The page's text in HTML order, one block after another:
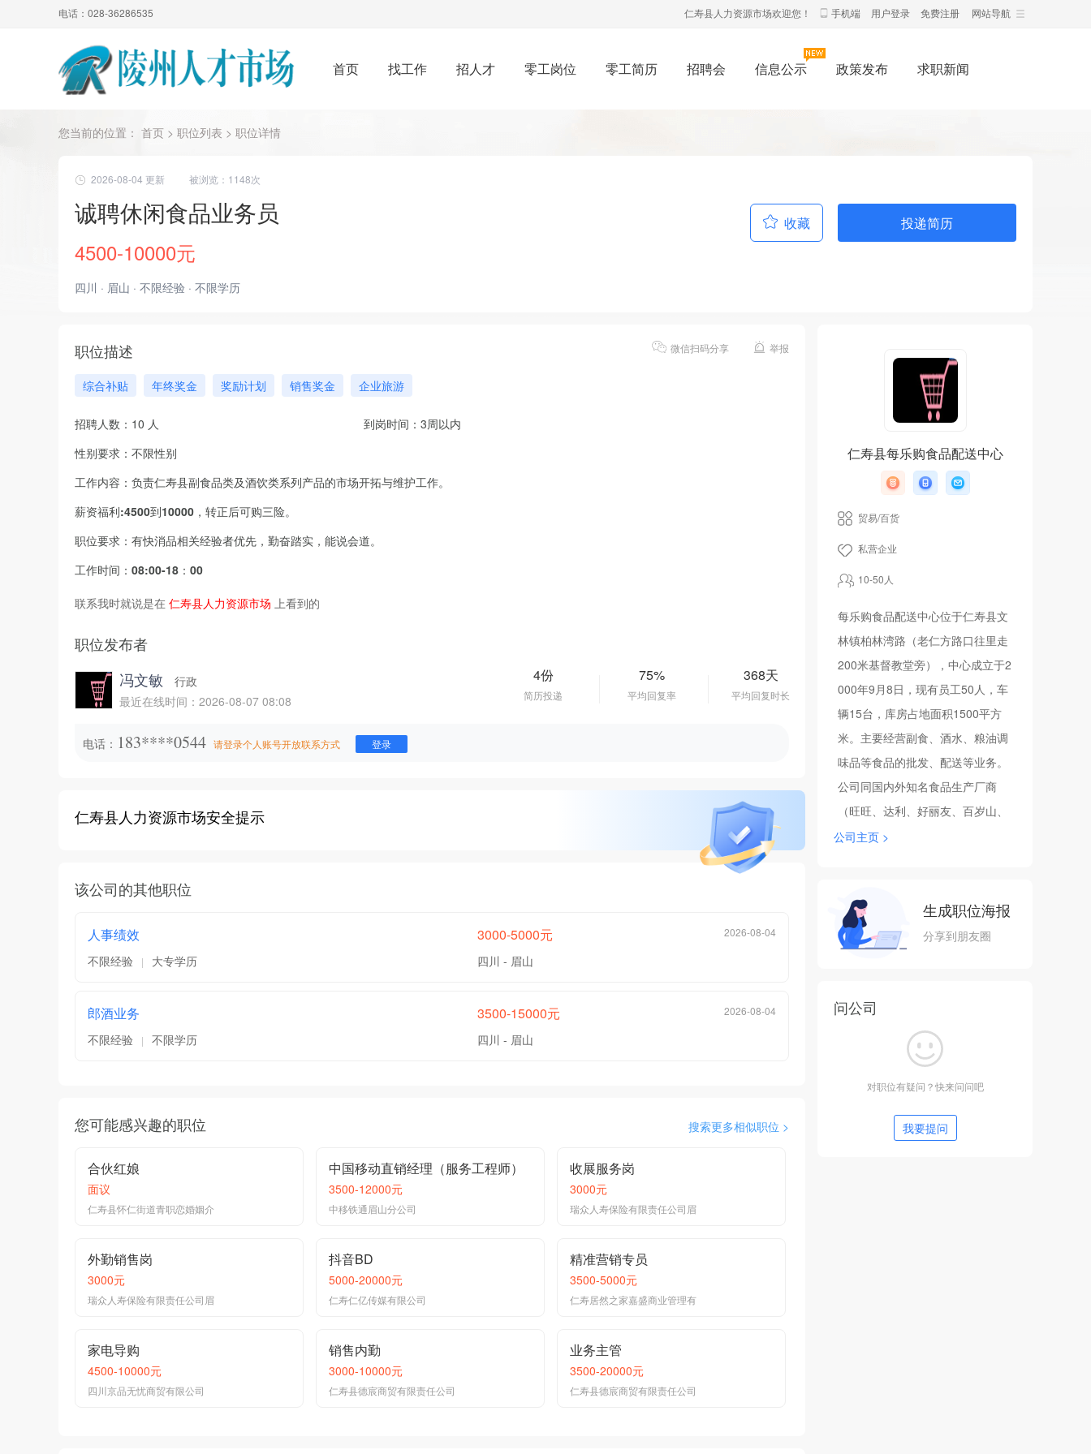
电话：028-36286535 网站导航
仁寿县人力资源市场欢迎您！ 手机端 用户登录 免费注册
首页 找工作 招人才 零工岗位 零工简历 招聘会 信息公示 政策发布 求职新闻
您当前的位置： 首页 > 职位列表 > 职位详情
2026-08-04 更新 被浏览： 1148次
诚聘休闲食品业务员
4500-10000元
四川 · 眉山 · 不限经验 · 不限学历
收藏 投递简历
职位描述 举报
微信扫码分享
综合补贴 年终奖金 奖励计划 销售奖金 企业旅游
招聘人数：10 人
到岗时间：3周以内
性别要求：不限性别
工作内容：负责仁寿县副食品类及酒饮类系列产品的市场开拓与维护工作。
薪资福利:4500到10000，转正后可购三险。
职位要求：有快消品相关经验者优先，勤奋踏实，能说会道。
工作时间：08:00-18：00
联系我时就说是在 仁寿县人力资源市场 上看到的
职位发布者
冯文敏
行政
最近在线时间：2026-08-07 08:08
4份
简历投递
75%
平均回复率
368天
平均回复时长
电话： 183****0544 请登录个人账号开放联系方式 登录
仁寿县人力资源市场安全提示
该公司的其他职位
人事绩效
不限经验 | 大专学历
3000-5000元
四川 - 眉山
2026-08-04
郎酒业务
不限经验 | 不限学历
3500-15000元
四川 - 眉山
2026-08-04
您可能感兴趣的职位 搜索更多相似职位 >
合伙红娘
面议
仁寿县怀仁街道青职恋婚姻介
中国移动直销经理（服务工程师）
3500-12000元
中移铁通眉山分公司
收展服务岗
3000元
瑞众人寿保险有限责任公司眉
外勤销售岗
3000元
瑞众人寿保险有限责任公司眉
抖音BD
5000-20000元
仁寿仁亿传媒有限公司
精准营销专员
3500-5000元
仁寿居然之家嘉盛商业管理有
家电导购
4500-10000元
四川京品无忧商贸有限公司
销售内勤
3000-10000元
仁寿县德宸商贸有限责任公司
业务主管
3500-20000元
仁寿县德宸商贸有限责任公司
仁寿县每乐购食品配送中心
贸易/百货
私营企业
10-50人
每乐购食品配送中心位于仁寿县文
林镇柏林湾路（老仁方路口往里走
200米基督教堂旁），中心成立于2
000年9月8日，现有员工50人，车
辆15台，库房占地面积1500平方
米。主要经营副食、酒水、粮油调
味品等食品的批发、配送等业务。
公司同国内外知名食品生产厂商
（旺旺、达利、好丽友、百岁山、
蜀香...）建立了长期稳固的合作关
90%以上。公司为所有有梦想的人
提供一个和谐平等、共荣共进的发
公司主页 >
生成职位海报
分享到朋友圈
问公司
对职位有疑问？快来问问吧
我要提问